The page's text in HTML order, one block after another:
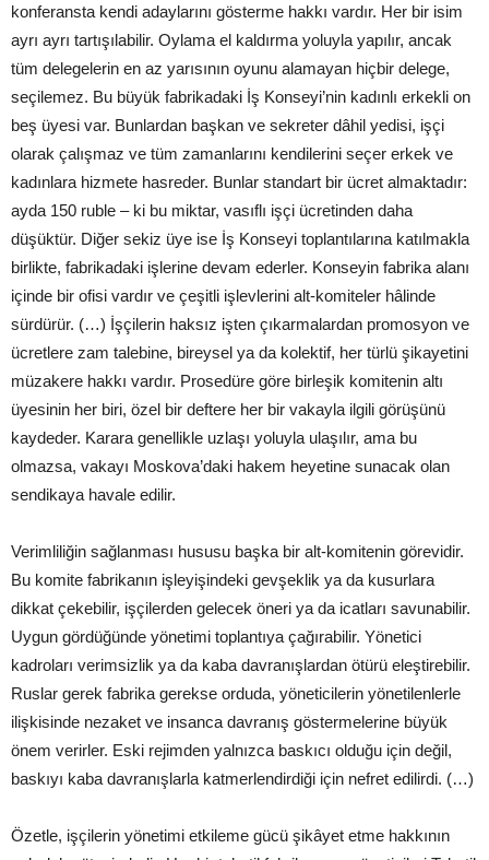
konferansta kendi adaylarını gösterme hakkı vardır. Her bir isim
ayrı ayrı tartışılabilir. Oylama el kaldırma yoluyla yapılır, ancak
tüm delegelerin en az yarısının oyunu alamayan hiçbir delege,
seçilemez. Bu büyük fabrikadaki İş Konseyi’nin kadınlı erkekli on
beş üyesi var. Bunlardan başkan ve sekreter dâhil yedisi, işçi
olarak çalışmaz ve tüm zamanlarını kendilerini seçer erkek ve
kadınlara hizmete hasreder. Bunlar standart bir ücret almaktadır:
ayda 150 ruble – ki bu miktar, vasıflı işçi ücretinden daha
düşüktür. Diğer sekiz üye ise İş Konseyi toplantılarına katılmakla
birlikte, fabrikadaki işlerine devam ederler. Konseyin fabrika alanı
içinde bir ofisi vardır ve çeşitli işlevlerini alt-komiteler hâlinde
sürdürür. (…) İşçilerin haksız işten çıkarmalardan promosyon ve
ücretlere zam talebine, bireysel ya da kolektif, her türlü şikayetini
müzakere hakkı vardır. Prosedüre göre birleşik komitenin altı
üyesinin her biri, özel bir deftere her bir vakayla ilgili görüşünü
kaydeder. Karara genellikle uzlaşı yoluyla ulaşılır, ama bu
olmazsa, vakayı Moskova’daki hakem heyetine sunacak olan
sendikaya havale edilir.
Verimliliğin sağlanması hususu başka bir alt-komitenin görevidir.
Bu komite fabrikanın işleyişindeki gevşeklik ya da kusurlara
dikkat çekebilir, işçilerden gelecek öneri ya da icatları savunabilir.
Uygun gördüğünde yönetimi toplantıya çağırabilir. Yönetici
kadroları verimsizlik ya da kaba davranışlardan ötürü eleştirebilir.
Ruslar gerek fabrika gerekse orduda, yöneticilerin yönetilenlerle
ilişkisinde nezaket ve insanca davranış göstermelerine büyük
önem verirler. Eski rejimden yalnızca baskıcı olduğu için değil,
baskıyı kaba davranışlarla katmerlendirdiği için nefret edilirdi. (…)
Özetle, işçilerin yönetimi etkileme gücü şikâyet etme hakkının